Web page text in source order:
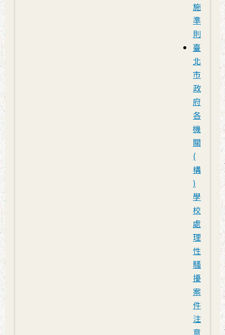
施
準
則
臺
北
市
政
府
各
機
關
(
構
)
學
校
處
理
性
騷
擾
案
件
注
意